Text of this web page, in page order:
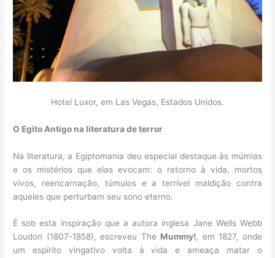
Hotel Luxor, em Las Vegas, Estados Unidos.
O Egito Antigo na literatura de terror
Na literatura, a Egiptomania deu especial destaque às múmias
e os mistérios que elas evocam: o retorno à vida, mortos
vivos, reencarnação, túmulos e a terrível maldição contra
aqueles que perturbam seu sono eterno.
É sob esta inspiração que a autora inglesa Jane Wells Webb
Loudon (1807-1858), escreveu The Mummy!, em 1827, onde
um espírito vingativo volta à vida e ameaça matar o